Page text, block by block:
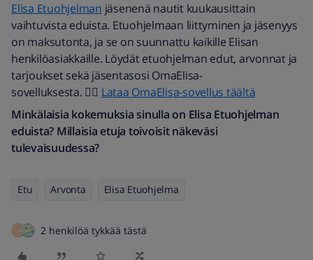
Elisa Etuohjelman jäsenenä nautit kuukausittain
vaihtuvista eduista. Etuohjelmaan liittyminen ja jäsenyys
on maksutonta, ja se on suunnattu kaikille Elisan
henkilöasiakkaille. Löydät etuohjelman edut, arvonnat ja
tarjoukset sekä jäsentasosi OmaElisa-
sovelluksesta. 👉🏻 Lataa OmaElisa-sovellus täältä
Minkälaisia kokemuksia sinulla on Elisa Etuohjelman
eduista? Millaisia etuja toivoisit näkeväsi
tulevaisuudessa?
Etu Arvonta Elisa Etuohjelma
H 2 henkilöä tykkää tästä